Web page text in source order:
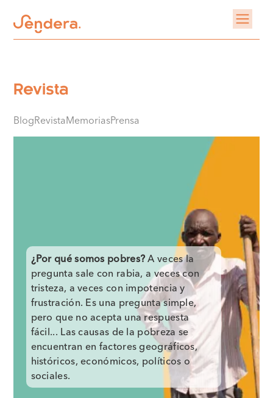
Revista
BlogRevistaMemoriasPrensa
¿Por qué somos pobres?A veces la
pregunta sale con rabia, a veces con
tristeza, a veces con impotencia y
frustración. Es una pregunta simple,
pero que no acepta una respuesta
fácil... Las causas de la pobreza se
encuentran en factores geográficos,
históricos, económicos, políticos o
sociales.